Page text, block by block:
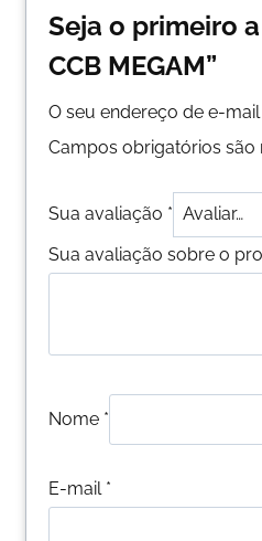
Seja o primeiro
CCB MEGAM”
O seu endereço de e-
Campos obrigatórios
Sua avaliação *
Sua avaliação sobre o
Nome *
E-mail *